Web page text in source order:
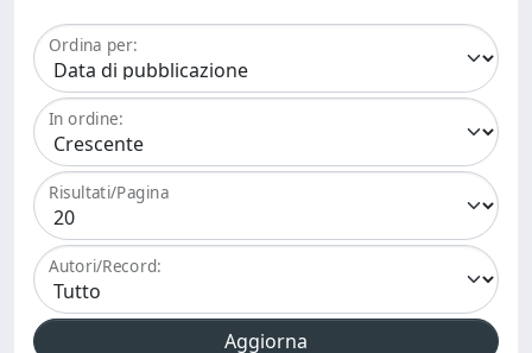
Ordina per:
In ordine:
Risultati/Pagina
Autori/Record: